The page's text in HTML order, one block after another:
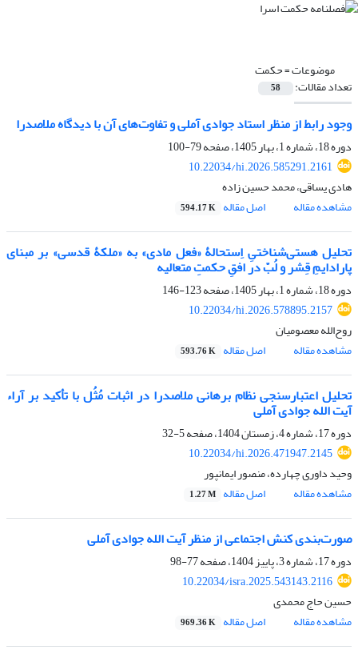
موضوعات =حکمت
تعداد مقالات: 58
وجود رابط از منظر استاد جوادی آملی و تفاوت‌های آن با دیدگاه ملاصدرا
دوره 18، شماره 1، بهار 1405، صفحه
79-100
10.22034/hi.2026.585291.2161
هادی یساقی، محمد حسین زاده
مشاهده مقاله
اصل مقاله 594.17 K
تحلیل هستی‌شناختیِ اِستحالۀ «فعل مادی» به «ملکۀ قدسی» بر مبنای
پارادایمِ قِشر و لُبّ در افقِ حکمتِ متعالیه
دوره 18، شماره 1، بهار 1405، صفحه
123-146
10.22034/hi.2026.578895.2157
روح‌الله معصومیان
مشاهده مقاله
اصل مقاله 593.76 K
تحلیل اعتبارسنجی نظام برهانی ملاصدرا در اثبات مُثُل با تأکید بر آراء
آیت الله جوادی آملی
دوره 17، شماره 4، زمستان 1404، صفحه
5-32
10.22034/hi.2026.471947.2145
وحید داوری چهارده، منصور ایمانپور
مشاهده مقاله
اصل مقاله 1.27 M
صورت‌بندی کنش اجتماعی از منظر آیت الله جوادی آملی
دوره 17، شماره 3، پاییز 1404، صفحه
77-98
10.22034/isra.2025.543143.2116
حسین حاج محمدی
مشاهده مقاله
اصل مقاله 969.36 K